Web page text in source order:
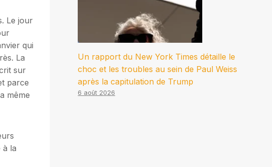
Le jour
qui
La
sur
parce
même
à la
Un rapport du New York Times détaille le
choc et les troubles au sein de Paul Weiss
après la capitulation de Trump
6 août 2026